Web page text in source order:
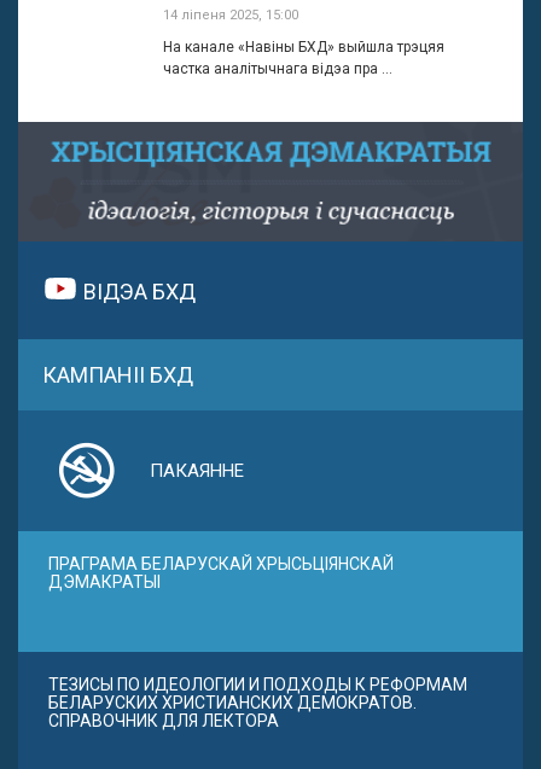
14 ліпеня 2025, 15:00
На канале «Навіны БХД» выйшла трэцяя
частка аналітычнага відэа пра ...
ВІДЭА БХД
КАМПАНІІ БХД
ПАКАЯННЕ
ПРАГРАМА БЕЛАРУСКАЙ ХРЫСЬЦІЯНСКАЙ
ДЭМАКРАТЫІ
ТЕЗИСЫ ПО ИДЕОЛОГИИ И ПОДХОДЫ К РЕФОРМАМ
БЕЛАРУСКИХ ХРИСТИАНСКИХ ДЕМОКРАТОВ.
СПРАВОЧНИК ДЛЯ ЛЕКТОРА